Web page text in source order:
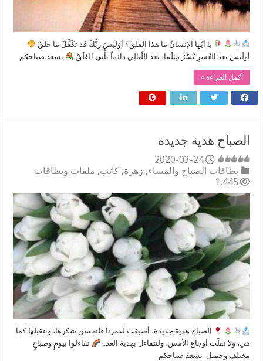
‏يا أيّها الإنسانُ ما هذا القَلَقْ؟ أوَلَيسَ ربُّكَ قَد تكَفَّلَ ما خَلَقْ
أوَلَيسَ بعدَ العُسرِ يُسْرٌ مِثلَما، بَعدَ اللَّيالِي دائماً يأْتي الفَلَقْ
يسعد صباحكم
أكمل القراءة »
‏⁧الصباح⁩ ‏هدية جديدة
2020-03-24
بطاقات الصباح والمساء, زهرة, كاتب, ملفات وبطاقات
1,445
‌‏⁧الصباح⁩ ‏هدية جديدة، ‏أضيفت لعمرنا فلنحسن شكرها، ‏ونتقبلها كما
هي، ‏ولا نقلّب أوجاع الأمس، ‏ولنتفاءل بهدية الغد..
‏تفاءلوا بيومٍ وصباحٍ
مختلف وجميل. يسعد صباحكم